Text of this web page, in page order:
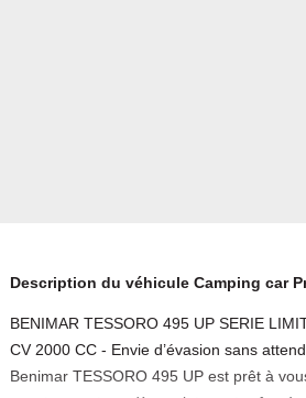
Description du véhicule Camping car
BENIMAR TESSORO 495 UP SERIE
CV 2000 CC - Envie d’évasion sans
Benimar TESSORO 495 UP est prêt à